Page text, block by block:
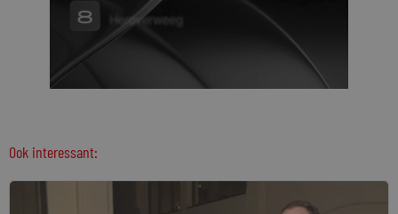
Ook interessant: